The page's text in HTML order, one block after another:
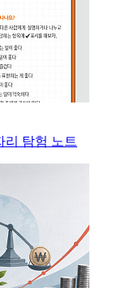
리 탐험 노트